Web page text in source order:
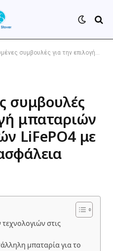
για την επιλογή μπαταριών φωτοβολταϊκών LiFePO4 με απόδοση και ασφάλεια
συμβουλές
μπαταριών
LiFePO4 με
στις
μπαταρία για το